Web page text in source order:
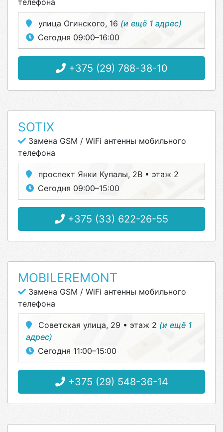
телефона
улица Огинского, 16 (и ещё 1 адрес)
Сегодня 09:00–16:00
+375 (29) 788-38-10
SOTIX
Замена GSM / WiFi антенны мобильного
телефона
проспект Янки Купалы, 2В • этаж 2
Сегодня 09:00–15:00
+375 (33) 622-26-55
MOBILEREMONT
Замена GSM / WiFi антенны мобильного
телефона
Советская улица, 29 • этаж 2 (и ещё 1
адрес)
Сегодня 11:00–15:00
+375 (29) 548-36-14